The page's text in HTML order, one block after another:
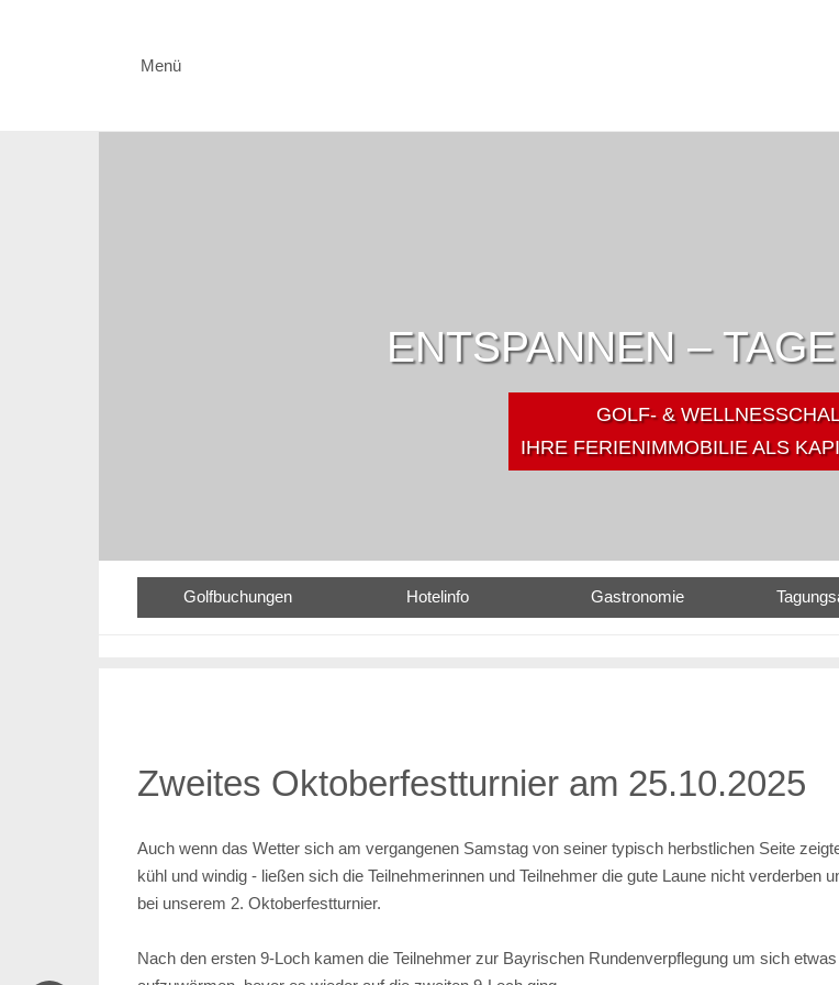
Menü
ENTSPANNEN –
GOLF- &
IHRE FERIENIMMOBILIE ALS
Golfbuchungen Hotelinfo Gastronomie
Zweites Oktoberfestturnier am 25.10.2025
Auch wenn das Wetter sich am vergangenen Samstag von seiner typisch herbstlichen Seite
kühl und windig - ließen sich die Teilnehmerinnen und Teilnehmer die gute Laune nicht verderben
bei unserem 2. Oktoberfestturnier.
Nach den ersten 9-Loch kamen die Teilnehmer zur Bayrischen Rundenverpflegung um sich etwas